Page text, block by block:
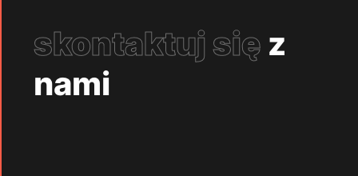
skontaktuj się z
nami